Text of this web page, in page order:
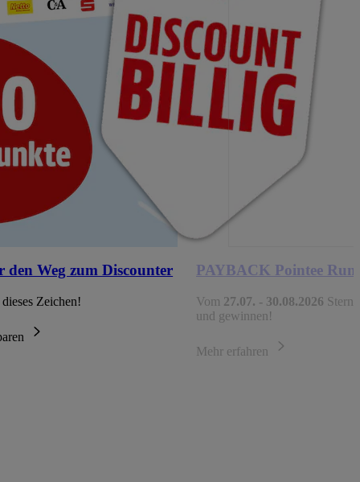
den Weg zum Discounter
Zeichen!
PAYBACK Pointee Run
Vom 27.07. - 30.08.2026
und gewinnen!
Mehr erfahren